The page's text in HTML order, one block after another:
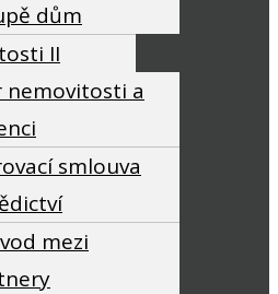
dům
II
nemovitosti a
smlouva
mezi